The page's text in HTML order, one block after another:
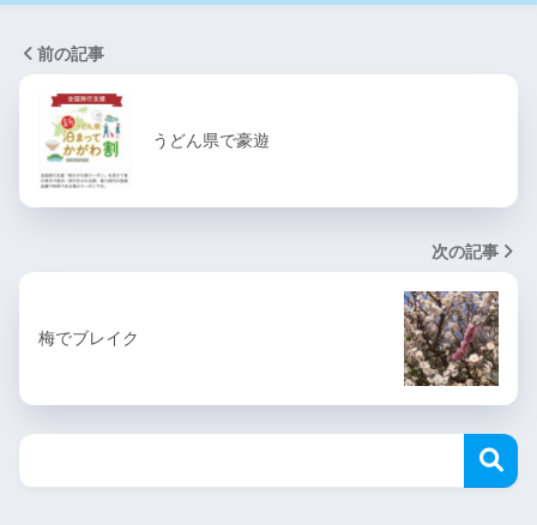
前の記事
うどん県で豪遊
次の記事
梅でブレイク